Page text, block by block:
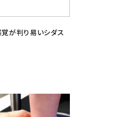
が判り易いシダス